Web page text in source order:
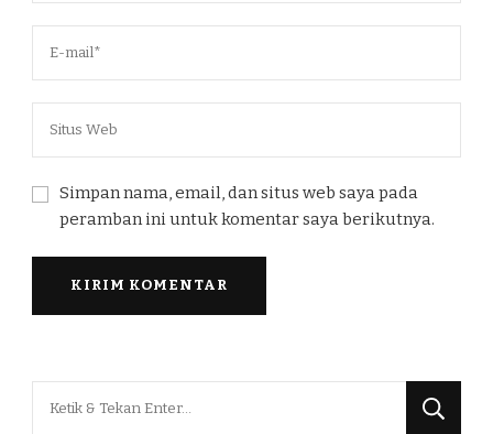
Simpan nama, email, dan situs web saya pada
peramban ini untuk komentar saya berikutnya.